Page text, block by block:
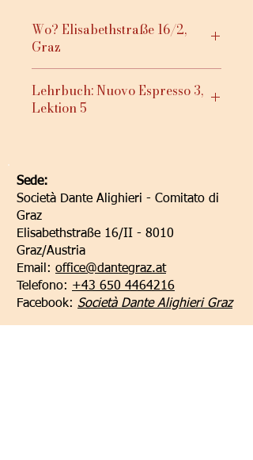
Wo? Elisabethstraße 16/2,
Graz
Lehrbuch: Nuovo Espresso 3,
Lektion 5
Sede:
Società Dante Alighieri - Comitato di
Graz
Elisabethstraße 16/II - 8010
Graz/Austria
Email: office@dantegraz.at
Telefono: +43 650 4464216
Facebook: Società Dante Alighieri Graz